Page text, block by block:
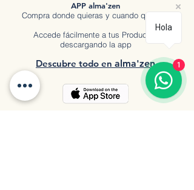
APP alma'zen
Compra donde quieras y cuando quieras.
Accede fácilmente a tus Productos
descargando la app
Descubre todo en a lma'zen
Hola
1